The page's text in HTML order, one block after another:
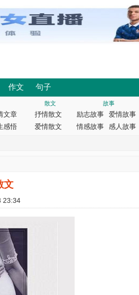
作文 句子
文章
感悟
散文
抒情散文
爱情散文
故事
励志故事
爱情故事
情感故事
感人故事
文
23:34